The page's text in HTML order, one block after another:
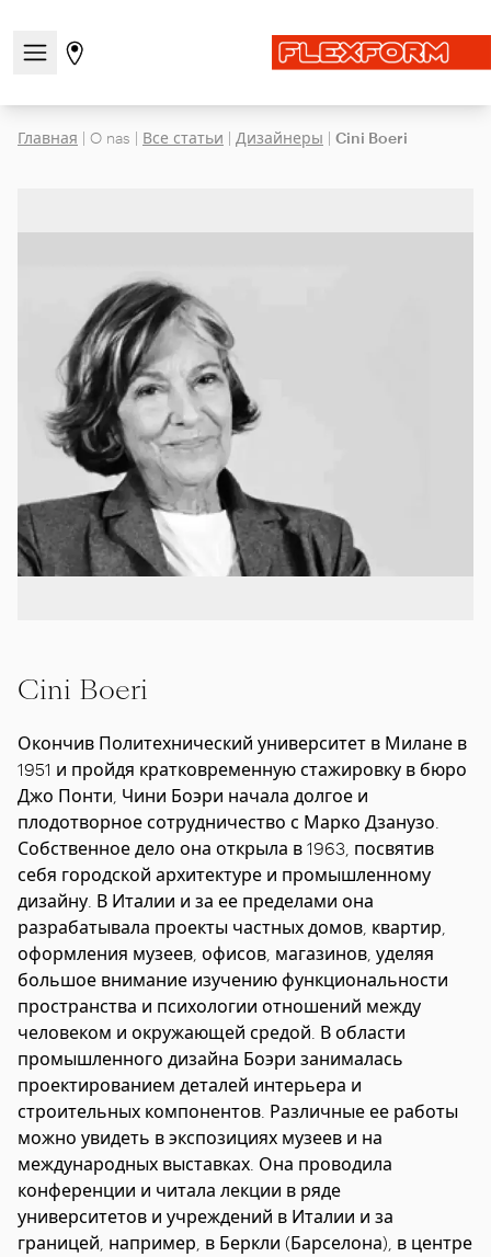
Открыть/закрыть меню навигации
Перейти на страницу магазинов
Главная | O nas | Все статьи | Дизайнеры | Cini Boeri
Cini Boeri
Окончив Политехнический университет в Милане в
1951 и пройдя кратковременную стажировку в бюро
Джо Понти, Чини Боэри начала долгое и
плодотворное сотрудничество с Марко Дзанузо.
Собственное дело она открыла в 1963, посвятив
себя городской архитектуре и промышленному
дизайну. В Италии и за ее пределами она
разрабатывала проекты частных домов, квартир,
оформления музеев, офисов, магазинов, уделяя
большое внимание изучению функциональности
пространства и психологии отношений между
человеком и окружающей средой. В области
промышленного дизайна Боэри занималась
проектированием деталей интерьера и
строительных компонентов. Различные ее работы
можно увидеть в экспозициях музеев и на
международных выставках. Она проводила
конференции и читала лекции в ряде
университетов и учреждений в Италии и за
границей, например, в Беркли (Барселона), в центре